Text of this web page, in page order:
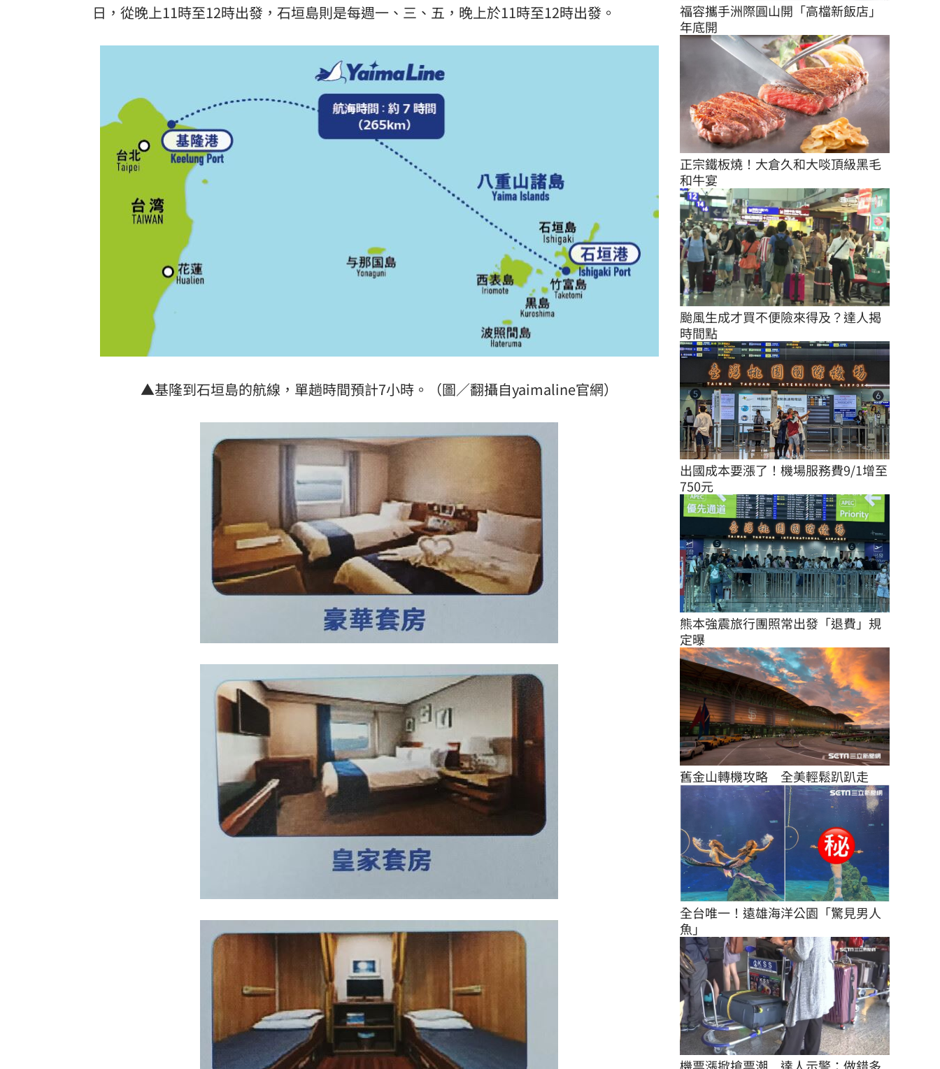
日，從晚上11時至12時出發，石垣島則是每週一、三、五，晚上於11時至12時出發。
▲基隆到石垣島的航線，單趟時間預計7小時。（圖／翻攝自yaimaline官網）
福容攜手洲際圓山開「高檔新飯店」
年底開
正宗鐵板燒！大倉久和大啖頂級黑毛
和牛宴
颱風生成才買不便險來得及？達人揭
時間點
出國成本要漲了！機場服務費9/1增至
750元
熊本強震旅行團照常出發「退費」規
定曝
舊金山轉機攻略　全美輕鬆趴趴走
全台唯一！遠雄海洋公園「驚見男人
魚」